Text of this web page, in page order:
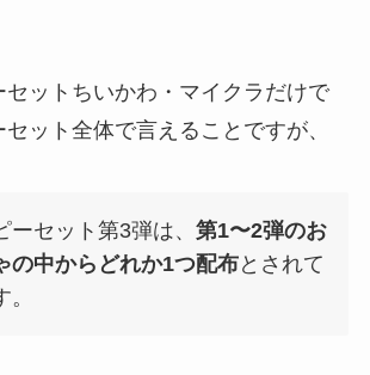
ットちいかわ・マイクラだけで
ット全体で言えることですが、
ーセット第3弾は、第1〜2弾のお
の中からどれか1つ配布とされて